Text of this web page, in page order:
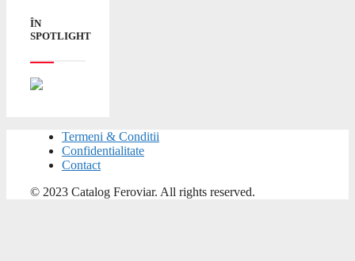
ÎN
SPOTLIGHT
Termeni & Conditii
Confidentialitate
Contact
© 2023 Catalog Feroviar. All rights reserved.